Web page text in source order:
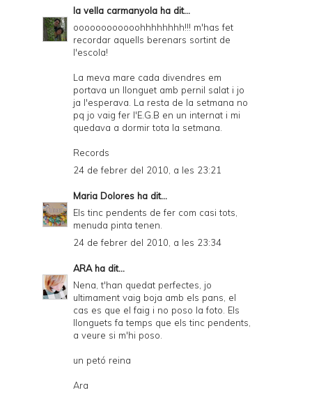
la vella carmanyola ha dit...
oooooooooooohhhhhhhh!!! m'has fet
recordar aquells berenars sortint de
l'escola!
La meva mare cada divendres em
portava un llonguet amb pernil salat i jo
ja l'esperava. La resta de la setmana no
pq jo vaig fer l'E.G.B en un internat i mi
quedava a dormir tota la setmana.
Records
24 de febrer del 2010, a les 23:21
Maria Dolores ha dit...
Els tinc pendents de fer com casi tots,
menuda pinta tenen.
24 de febrer del 2010, a les 23:34
ARAha dit...
Nena, t'han quedat perfectes, jo
ultimament vaig boja amb els pans, el
cas es que el faig i no poso la foto. Els
llonguets fa temps que els tinc pendents,
a veure si m'hi poso.
un petó reina
Ara